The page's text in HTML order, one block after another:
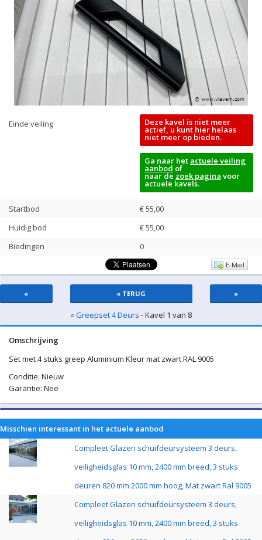
Einde veiling Deze kavel is niet meer
actief, u kunt hier helaas
niet meer op bieden.
Ga naar het actuele veiling
aanbod of
naar de zoek pagina voor
actuele kavels.
Startbod
€ 55,00
Huidig bod
€55,00
Biedingen
0
E-Mail
« « TERUG »
« Greepset 4 Deurs - Kavel 1 van 8
Omschrijving
Set met 4 stuks greep Aluminium Kleur mat zwart RAL 9005
Conditie: Nieuw
Garantie: Nee
Misschien interessant in het actuele aanbod
Compleet Glazen schuifdeursysteem 3 deurs,
veiligheidsglas 10 mm, 2400 mm breed, 3 stuks
deuren 820 mm 2000 mm hoog, Mat zwart Ral 9005
Compleet Glazen schuifdeursysteem 3 deurs,
veiligheidsglas 10 mm, 2400 mm breed, 3 stuks